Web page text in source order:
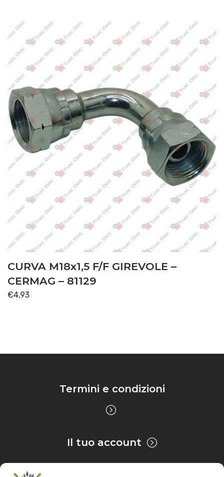
CURVA M18x1,5 F/F GIREVOLE –
CERMAG – 81129
€4,93
Termini e condizioni
Il tuo account